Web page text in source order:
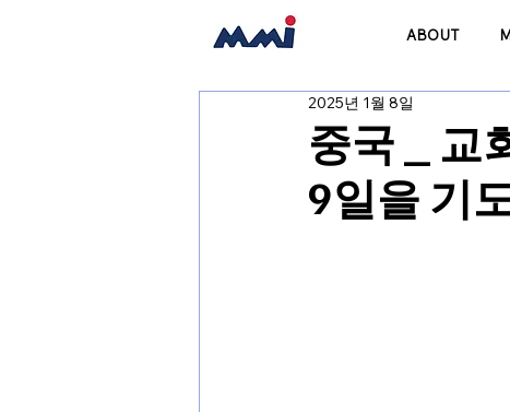
ABOUT
중국 _ 교
9일을 기
2025년 1월 8일